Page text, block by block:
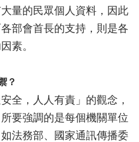
量的民眾個人資料，因此
部會首長的支持，則是各
素。
？
全，人人有責」的觀念，
要強調的是每個機關單位
法務部、國家通訊傳播委